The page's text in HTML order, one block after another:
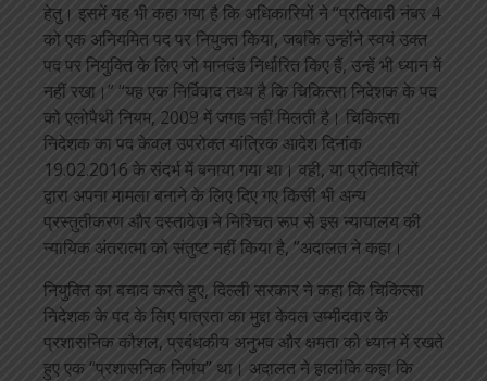
हेतु। इसमें यह भी कहा गया है कि अधिकारियों ने “प्रतिवादी नंबर 4
को एक अनियमित पद पर नियुक्त किया, जबकि उन्होंने स्वयं उक्त
पद पर नियुक्ति के लिए जो मानदंड निर्धारित किए हैं, उन्हें भी ध्यान में
नहीं रखा।” “यह एक निर्विवाद तथ्य है कि चिकित्सा निदेशक के पद
को एलोपैथी नियम, 2009 में जगह नहीं मिलती है। चिकित्सा
निदेशक का पद केवल उपरोक्त यांत्रिक आदेश दिनांक
19.02.2016 के संदर्भ में बनाया गया था। वही, या प्रतिवादियों
द्वारा अपना मामला बनाने के लिए दिए गए किसी भी अन्य
प्रस्तुतीकरण और दस्तावेज़ ने निश्चित रूप से इस न्यायालय की
न्यायिक अंतरात्मा को संतुष्ट नहीं किया है, ”अदालत ने कहा।
नियुक्ति का बचाव करते हुए, दिल्ली सरकार ने कहा कि चिकित्सा
निदेशक के पद के लिए पात्रता का मुद्दा केवल उम्मीदवार के
प्रशासनिक कौशल, प्रबंधकीय अनुभव और क्षमता को ध्यान में रखते
हुए एक “प्रशासनिक निर्णय” था। अदालत ने हालांकि कहा कि